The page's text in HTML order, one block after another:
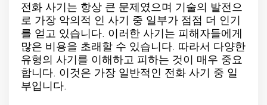
전화 사기는 항상 큰 문제였으며 기술의 발전으
로 가장 악의적 인 사기 중 일부가 점점 더 인기
를 얻고 있습니다. 이러한 사기는 피해자들에게
많은 비용을 초래할 수 있습니다. 따라서 다양한
유형의 사기를 이해하고 피하는 것이 매우 중요
합니다. 이것은 가장 일반적인 전화 사기 중 일
부입니다.